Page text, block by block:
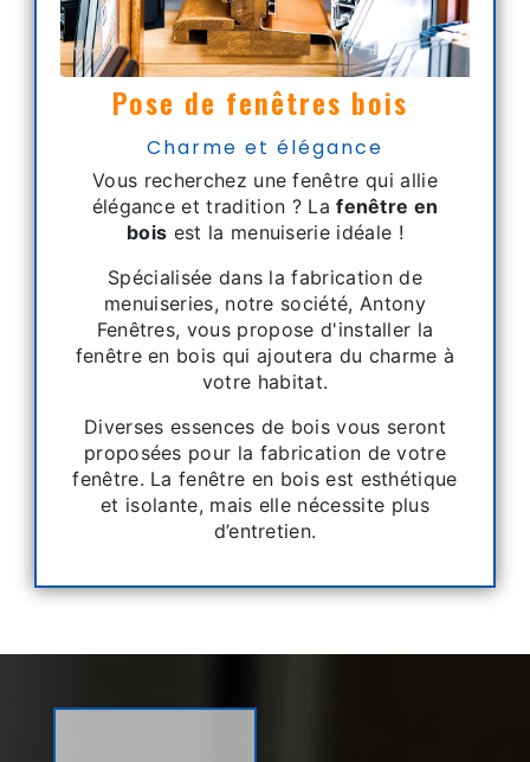
Pose de fenêtres bois
Charme et élégance
Vous recherchez une fenêtre qui allie
élégance et tradition ? Lafenêtre en
bois est la menuiserie idéale !
Spécialisée dans la fabrication de
menuiseries, notre société, Antony
Fenêtres, vous propose d'installer la
fenêtre en bois qui ajoutera du charme à
votre habitat.
Diverses essences de bois vous seront
proposées pour la fabrication de votre
fenêtre. La fenêtre en bois est esthétique
et isolante, mais elle nécessite plus
d’entretien.